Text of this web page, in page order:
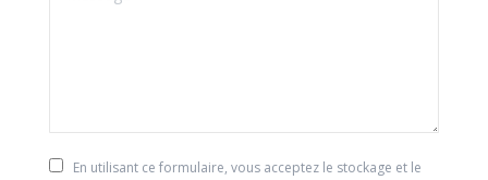
En utilisant ce formulaire, vous acceptez le stockage et le